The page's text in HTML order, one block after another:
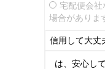
宅配便会社
場合がありま
信用して大丈
は、安心し